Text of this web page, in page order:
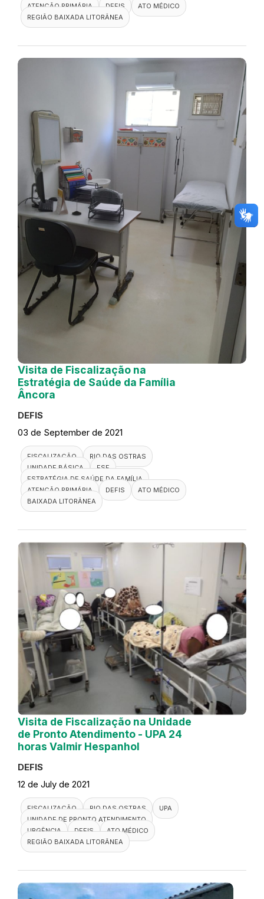
ATENÇÃO PRIMÁRIA
DEFIS
ATO MÉDICO
REGIÃO BAIXADA LITORÂNEA
Visita de Fiscalização na
Estratégia de Saúde da Família
Âncora
DEFIS
03 de September de 2021
FISCALIZAÇÃO
RIO DAS OSTRAS
UNIDADE BÁSICA
ESF
ESTRATÉGIA DE SAÚDE DA FAMÍLIA
ATENÇÃO PRIMÁRIA
DEFIS
ATO MÉDICO
BAIXADA LITORÂNEA
Visita de Fiscalização na Unidade
de Pronto Atendimento - UPA 24
horas Valmir Hespanhol
DEFIS
12 de July de 2021
FISCALIZAÇÃO RIO DAS OSTRAS
UPA
UNIDADE DE PRONTO ATENDIMENTO
URGÊNCIA
DEFIS
ATO MÉDICO
REGIÃO BAIXADA LITORÂNEA